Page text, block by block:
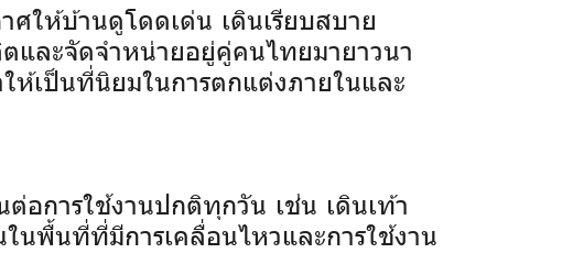
ให้บ้านดูโดดเด่น เดินเรียบสบาย
และจัดจำหน่ายอยู่คู่คนไทยมายาวนา
เป็นที่นิยมในการตกแต่งภายในและ
อการใช้งานปกติทุกวัน เช่น เดินเท้า
นพื้นที่ที่มีการเคลื่อนไหวและการใช้งาน